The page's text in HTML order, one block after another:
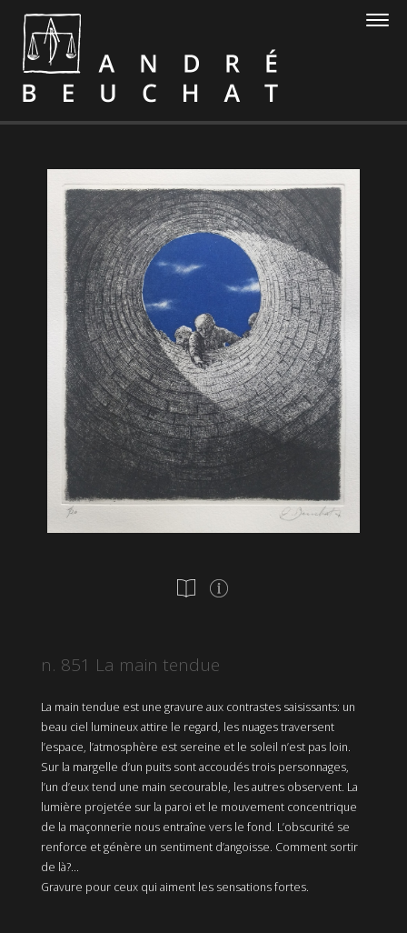
n. 851 La main tendue
La main tendue est une gravure aux contrastes saisissants: un
beau ciel lumineux attire le regard, les nuages traversent
l’espace, l’atmosphère est sereine et le soleil n’est pas loin.
Sur la margelle d’un puits sont accoudés trois personnages,
l’un d’eux tend une main secourable, les autres observent. La
lumière projetée sur la paroi et le mouvement concentrique
de la maçonnerie nous entraîne vers le fond. L’obscurité se
renforce et génère un sentiment d’angoisse. Comment sortir
de là?...
Gravure pour ceux qui aiment les sensations fortes.